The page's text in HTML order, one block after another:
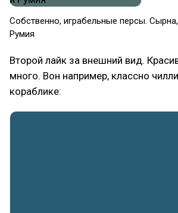
Собственно, играбельные персы.
Румия
Второй лайк за внешний вид.
много. Вон например, классно
кораблике: